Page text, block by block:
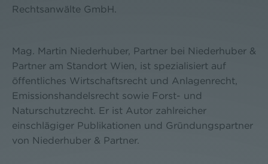
Rechtsanwälte GmbH.
Mag. Martin Niederhuber, Partner bei Niederhuber &
Partner am Standort Wien, ist spezialisiert auf
öffentliches Wirtschaftsrecht und Anlagenrecht,
Emissionshandelsrecht sowie Forst- und
Naturschutzrecht. Er ist Autor zahlreicher
einschlägiger Publikationen und Gründungspartner
von Niederhuber & Partner.